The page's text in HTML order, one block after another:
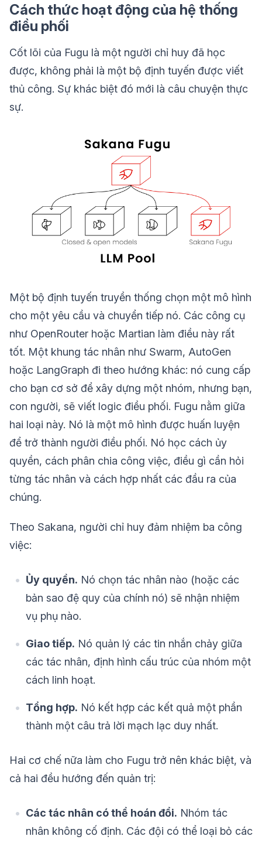
Cách thức hoạt động của hệ thống
điều phối
Cốt lõi của Fugu là một người chỉ huy đã học
được, không phải là một bộ định tuyến được viết
thủ công. Sự khác biệt đó mới là câu chuyện thực
sự.
Một bộ định tuyến truyền thống chọn một mô hình
cho một yêu cầu và chuyển tiếp nó. Các công cụ
như OpenRouter hoặc Martian làm điều này rất
tốt. Một khung tác nhân như Swarm, AutoGen
hoặc LangGraph đi theo hướng khác: nó cung cấp
cho bạn cơ sở để xây dựng một nhóm, nhưng bạn,
con người, sẽ viết logic điều phối. Fugu nằm giữa
hai loại này. Nó là một mô hình được huấn luyện
để trở thành người điều phối. Nó học cách ủy
quyền, cách phân chia công việc, điều gì cần hỏi
từng tác nhân và cách hợp nhất các đầu ra của
chúng.
Theo Sakana, người chỉ huy đảm nhiệm ba công
việc:
Ủy quyền. Nó chọn tác nhân nào (hoặc các
bản sao đệ quy của chính nó) sẽ nhận nhiệm
vụ phụ nào.
Giao tiếp. Nó quản lý các tin nhắn chảy giữa
các tác nhân, định hình cấu trúc của nhóm một
cách linh hoạt.
Tổng hợp. Nó kết hợp các kết quả một phần
thành một câu trả lời mạch lạc duy nhất.
Hai cơ chế nữa làm cho Fugu trở nên khác biệt, và
cả hai đều hướng đến quản trị:
Các tác nhân có thể hoán đổi. Nhóm tác
nhân không cố định. Các đội có thể loại bỏ các